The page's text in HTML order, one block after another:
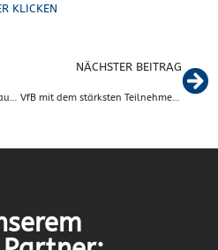
KLICKEN
NÄCHSTER BEITRAG
VfB mit dem stärksten Teilnehmerfeld beim 5. Hoitlinger Ackermann-Lauf